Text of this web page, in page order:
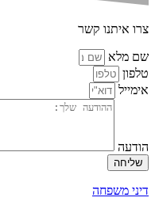
צרו איתנו קשר
שם מלא
טלפון
אימייל
הודעה
שליחה
דיני משפחה